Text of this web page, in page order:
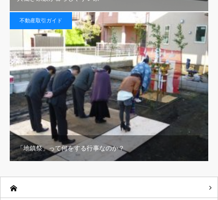
不動産取引ガイド
「地鎮祭」って何をする行事なのか？